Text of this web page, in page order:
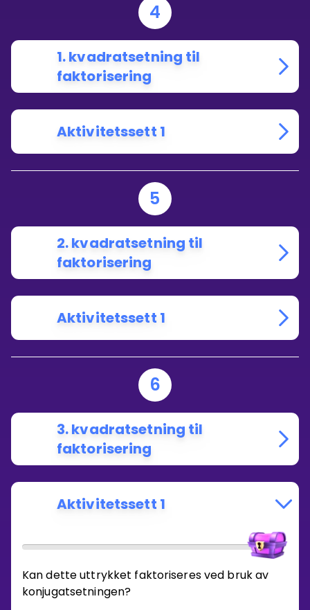
4
1. kvadratsetning til
faktorisering
Aktivitetssett 1
5
2. kvadratsetning til
faktorisering
Aktivitetssett 1
6
3. kvadratsetning til
faktorisering
Aktivitetssett 1
Kan dette uttrykket faktoriseres ved bruk av
konjugatsetningen?